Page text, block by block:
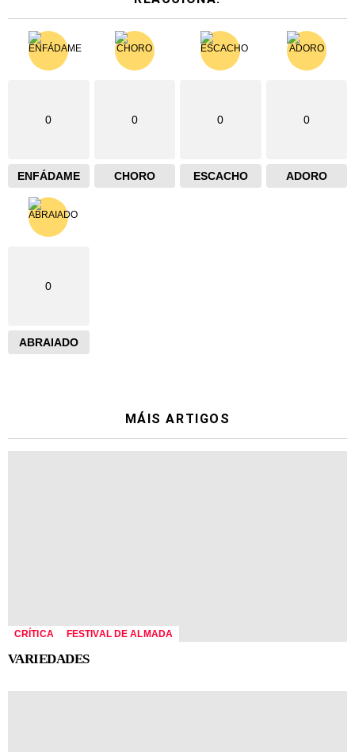
0
ENFÁDAME
0
CHORO
0
ESCACHO
0
ADORO
0
ABRAIADO
MÁIS ARTIGOS
CRÍTICA FESTIVAL DE ALMADA
VARIEDADES